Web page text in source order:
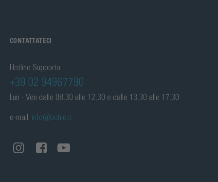
CONTATTATECI
Hotline Supporto:
+39 02 94967790
Lun - Ven dalle 08,30 alle 12,30 e dalle 13,30 alle 17,30
e-mail: info@bohle.it